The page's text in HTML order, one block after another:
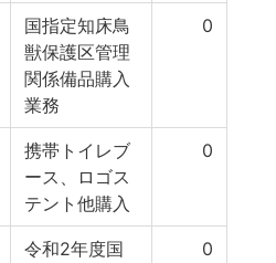
国指定知床鳥
獣保護区管理
関係備品購入
業務
0
携帯トイレブ
ース、ロゴス
テント他購入
0
令和2年度国
0